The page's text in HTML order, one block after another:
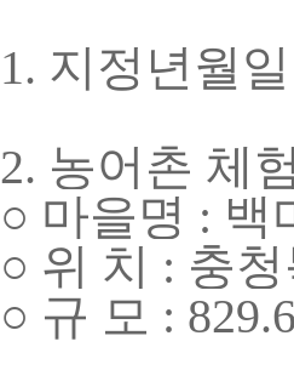
1. 지정년월일
2. 농어촌 체
○ 마을명 : 백
○ 위 치 : 충
○ 규 모 :